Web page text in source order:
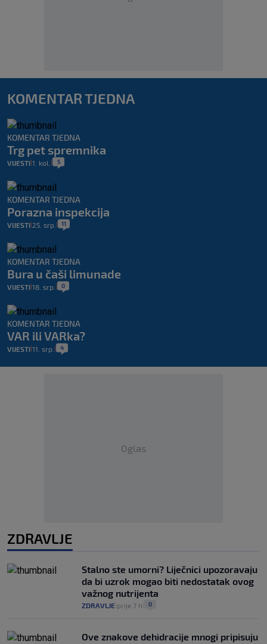
KOMENTAR TJEDNA
KOMENTAR TJEDNA
Trg pet spremnika
VIJESTI 1. kol. 5
KOMENTAR TJEDNA
Porazna inspekcija
VIJESTI 25. srp. 11
KOMENTAR TJEDNA
Bura u čaši limunade
VIJESTI 18. srp. 0
KOMENTAR TJEDNA
VAR ili VARka?
VIJESTI 11. srp. 4
Oglas
ZDRAVLJE
Stalno ste umorni? Liječnici upozoravaju
da bi uzrok mogao biti nedostatak ovog
važnog nutrijenta
ZDRAVLJE prije 7 h 0
Ove znakove dehidracije mnogi pripisuju